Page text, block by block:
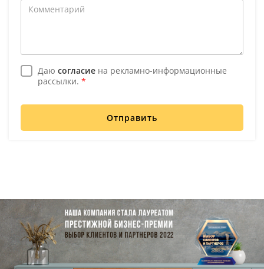
Даю согласие на рекламно-информационные
рассылки. *
Отправить